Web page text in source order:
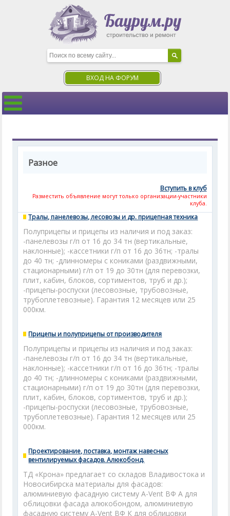
ВХОД НА ФОРУМ
Разное
Вступить в клуб
Разместить объявление могут только организации-участники
клуба.
Тралы, панелевозы, лесовозы и др. прицепная техника
Полуприцепы и прицепы из наличия и под заказ:
-панелевозы г/п от 16 до 34 тн (вертикальные,
наклонные); -кассетники г/п от 16 до 36тн; -тралы
до 40 тн; -длинномеры с кониками (раздвижными,
стационарными) г/п от 19 до 30тн (для перевозки,
плит, кабин, блоков, сортиментов, труб и др.);
-прицепы-роспуски (лесовозные, трубовозные,
трубоплетевозные). Гарантия 12 месяцев или 25
000км.
Прицепы и полуприцепы от производителя
Полуприцепы и прицепы из наличия и под заказ:
-панелевозы г/п от 16 до 34 тн (вертикальные,
наклонные); -кассетники г/п от 16 до 36тн; -тралы
до 40 тн; -длинномеры с кониками (раздвижными,
стационарными) г/п от 19 до 30тн (для перевозки,
плит, кабин, блоков, сортиментов, труб и др.);
-прицепы-роспуски (лесовозные, трубовозные,
трубоплетевозные). Гарантия 12 месяцев или 25
000км.
Проектирование, поставка, монтаж навесных
вентилируемых фасадов. Алюкобонд.
ТД «Крона» предлагает со складов Владивостока и
Новосибирска материалы для фасадов:
алюминиевую фасадную систему A-Vent ВФ А для
облицовки фасада алюкобондом, алюминиевую
фасадную систему A-Vent ВФ К для облицовки